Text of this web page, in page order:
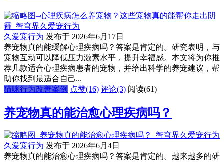
久爱宠行为 发布于 2026年6月17日
养宠物真的能缓解心理疾病吗？答案是肯定的。研究表明，与
宠物互动可以降低压力激素水平，提升幸福感。本文将为你推
荐几款适合心理疾病患者的宠物，并给出科学的养宠建议，帮
助你找到最适合自己...
猫咪行为改善案例 点赞(16) 评论(3) 阅读(61)
养宠物真的能治愈心理疾病吗？
久爱宠行为 发布于 2026年6月4日
养宠物真的能治愈心理疾病吗？答案是肯定的。越来越多的研